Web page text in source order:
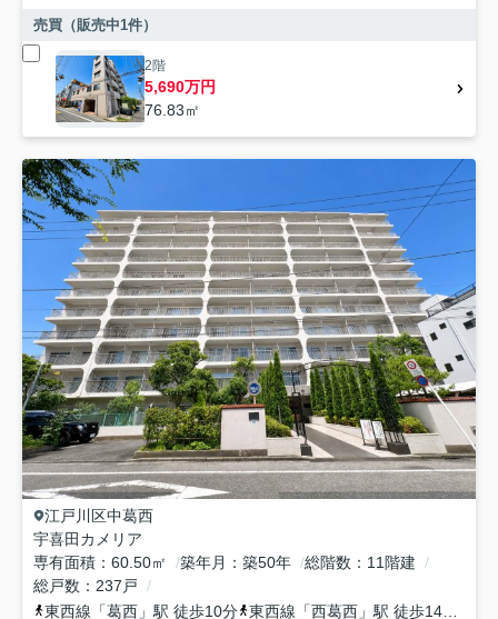
売買（販売中1件）
2階
5,690万円
76.83㎡
江戸川区中葛西
宇喜田カメリア
専有面積
60.50㎡ 築年月 築50年 総階数
11階建
総戸数
237戸
東西線 「葛西 」駅 徒歩10分 東西線 「西葛西 」駅 徒歩14分